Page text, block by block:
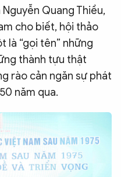
Podcast
Ảnh
Công an
Quang Thiều,
cho biết, hội thảo
là “gọi tên” những
thành tựu thật
rào cản ngăn sự phát
năm qua.